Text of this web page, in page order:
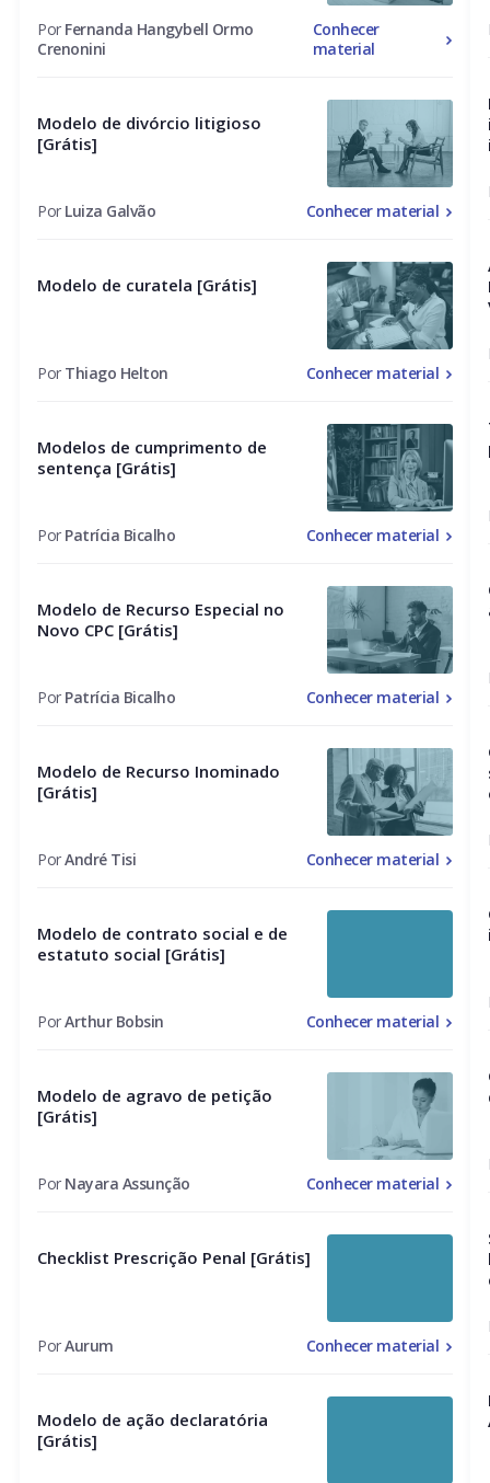
Por Fernanda Hangybell Ormo
Crenonini
Conhecer
material
Modelo de divórcio litigioso
[Grátis]
Por Luiza Galvão Conhecer material
Modelo de curatela [Grátis]
Por Thiago Helton Conhecer material
Modelos de cumprimento de
sentença [Grátis]
Por Patrícia Bicalho Conhecer material
Modelo de Recurso Especial no
Novo CPC [Grátis]
Por Patrícia Bicalho Conhecer material
Modelo de Recurso Inominado
[Grátis]
PorAndré Tisi Conhecer material
Modelo de contrato social e de
estatuto social [Grátis]
PorArthur Bobsin Conhecer material
Modelo de agravo de petição
[Grátis]
Por Nayara Assunção Conhecer material
Checklist Prescrição Penal [Grátis]
PorAurum Conhecer material
Modelo de ação declaratória
[Grátis]